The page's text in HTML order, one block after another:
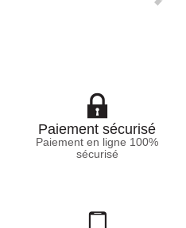
Paiement sécurisé
Paiement en ligne 100%
sécurisé